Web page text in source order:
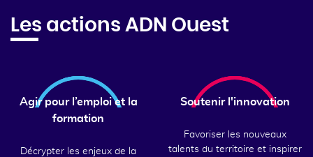
Les actions ADN Ouest
Agir pour l’emploi et la
formation
Décrypter les enjeux de la
Soutenir l'innovation
Favoriser les nouveaux
talents du territoire et inspirer